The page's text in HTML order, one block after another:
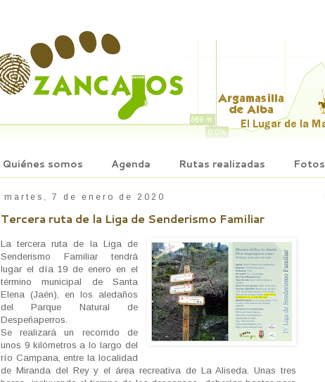
Quiénes somos Agenda Rutas realizadas Fotos
martes, 7 de enero de 2020
Tercera ruta de la Liga de Senderismo Familiar
La tercera ruta de la Liga de
Senderismo Familiar tendrá
lugar el día 19 de enero en el
término municipal de Santa
Elena (Jaén), en los aledaños
del Parque Natural de
Despeñaperros.
Se realizará un recorrido de
unos 9 kilómetros a lo largo del
río Campana, entre la localidad
de Miranda del Rey y el área recreativa de La Aliseda. Unas tres